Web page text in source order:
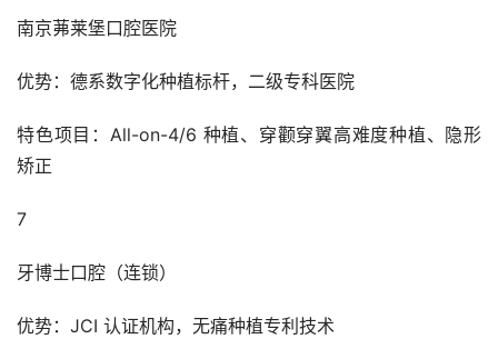
南京茀莱堡口腔医院
优势：德系数字化种植标杆，二级专科医院
特色项目：All-on-4/6 种植、穿颧穿翼高难度种植、隐形
矫正
7
牙博士口腔（连锁）
优势：JCI 认证机构，无痛种植专利技术